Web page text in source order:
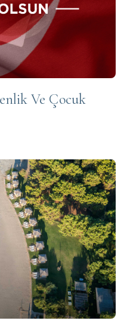
Ve Çocuk